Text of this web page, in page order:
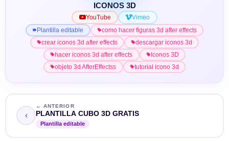
ICONOS 3D
YouTube Vimeo
Plantilla editable
como hacer figuras 3d after effects
crear iconos 3d after effects
descargar iconos 3d
hacer iconos 3d after effects
Iconos 3D
objeto 3d AfterEffectss
tutorial icono 3d
← ANTERIOR
PLANTILLA CUBO 3D GRATIS
Plantilla editable